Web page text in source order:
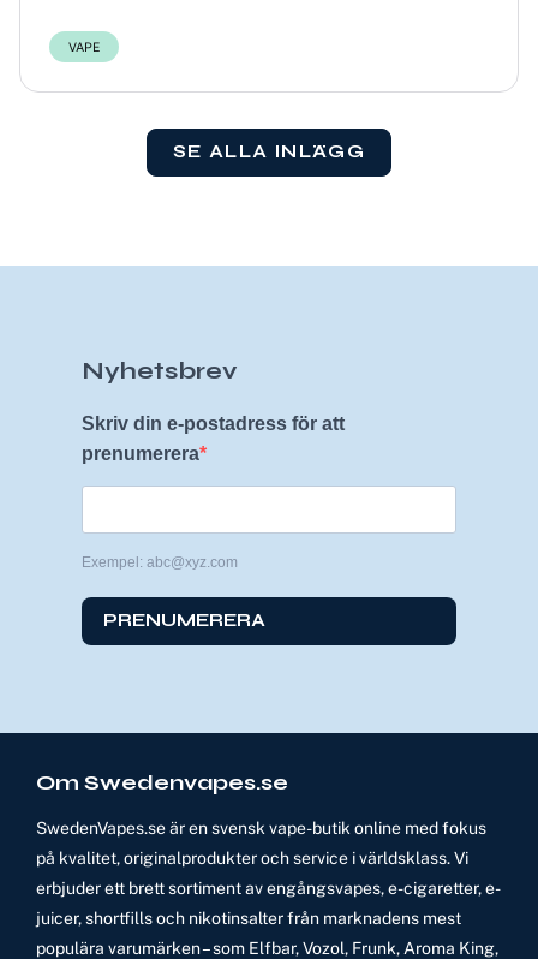
VAPE
SE ALLA INLÄGG
Nyhetsbrev
Skriv din e-postadress för att
prenumerera
Exempel: abc@xyz.com
PRENUMERERA
Om Swedenvapes.se
SwedenVapes.se är en svensk vape-butik online med fokus
på kvalitet, originalprodukter och service i världsklass. Vi
erbjuder ett brett sortiment av engångsvapes, e-cigaretter, e-
juicer, shortfills och nikotinsalter från marknadens mest
populära varumärken – som Elfbar, Vozol, Frunk, Aroma King,